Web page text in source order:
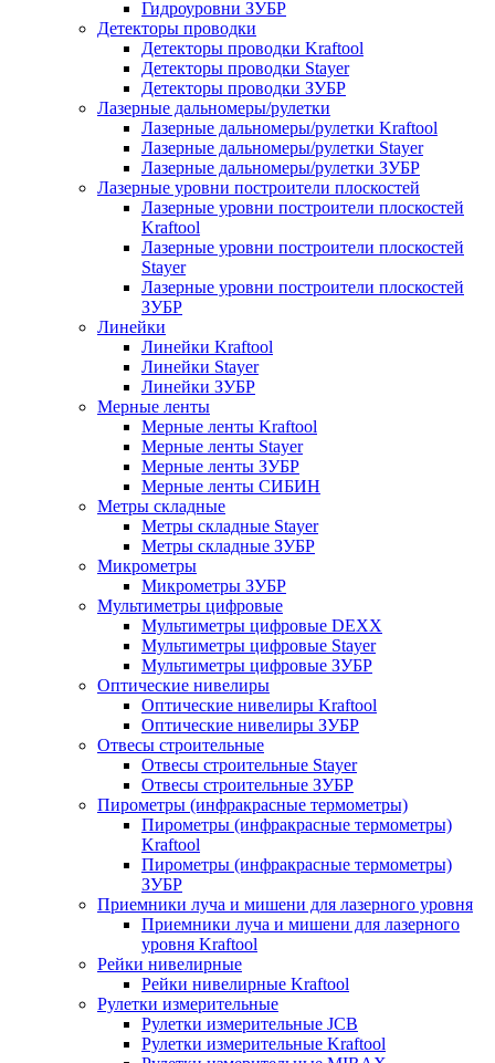
Гидроуровни ЗУБР
Детекторы проводки
Детекторы проводки Kraftool
Детекторы проводки Stayer
Детекторы проводки ЗУБР
Лазерные дальномеры/рулетки
Лазерные дальномеры/рулетки Kraftool
Лазерные дальномеры/рулетки Stayer
Лазерные дальномеры/рулетки ЗУБР
Лазерные уровни построители плоскостей
Лазерные уровни построители плоскостей
Kraftool
Лазерные уровни построители плоскостей
Stayer
Лазерные уровни построители плоскостей
ЗУБР
Линейки
Линейки Kraftool
Линейки Stayer
Линейки ЗУБР
Мерные ленты
Мерные ленты Kraftool
Мерные ленты Stayer
Мерные ленты ЗУБР
Мерные ленты СИБИН
Метры складные
Метры складные Stayer
Метры складные ЗУБР
Микрометры
Микрометры ЗУБР
Мультиметры цифровые
Мультиметры цифровые DEXX
Мультиметры цифровые Stayer
Мультиметры цифровые ЗУБР
Оптические нивелиры
Оптические нивелиры Kraftool
Оптические нивелиры ЗУБР
Отвесы строительные
Отвесы строительные Stayer
Отвесы строительные ЗУБР
Пирометры (инфракрасные термометры)
Пирометры (инфракрасные термометры)
Kraftool
Пирометры (инфракрасные термометры)
ЗУБР
Приемники луча и мишени для лазерного уровня
Приемники луча и мишени для лазерного
уровня Kraftool
Рейки нивелирные
Рейки нивелирные Kraftool
Рулетки измерительные
Рулетки измерительные JCB
Рулетки измерительные Kraftool